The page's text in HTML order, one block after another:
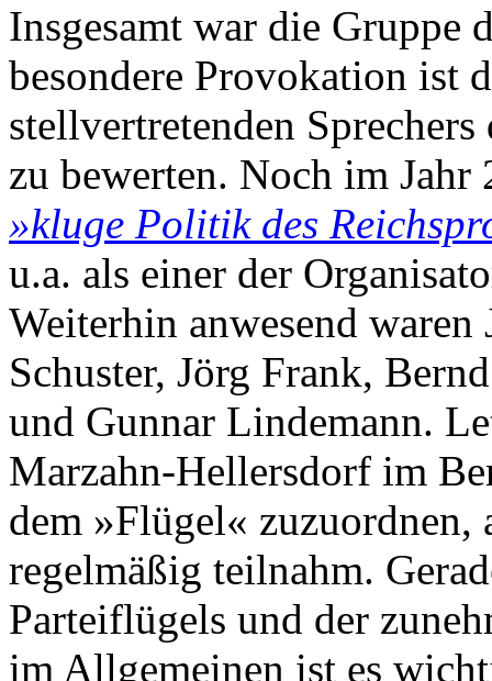
Insgesamt war die Gruppe
besondere Provokation ist
stellvertretenden
zu bewerten. Noch im
»kluge Politik des
u.a. als einer der
Weiterhin anwesend
Schuster, Jörg Frank,
und Gunnar Lindemann.
Marzahn-Hellersdorf im
dem »Flügel« zuzuordnen,
regelmäßig teilnahm.
Parteiflügels und der
im Allgemeinen ist es